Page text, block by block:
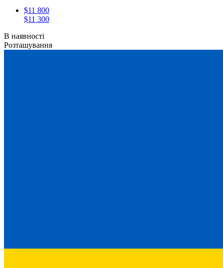
$11 800
$11 300
В наявності
Розташування